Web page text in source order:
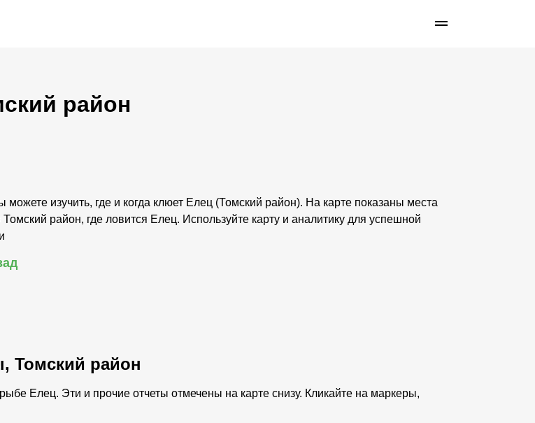
район
можете изучить, где и когда клюет Елец (Томский район). На карте показаны места
Томский район, где ловится Елец. Используйте карту и аналитику для успешной
Томский район
Елец. Эти и прочие отчеты отмечены на карте снизу. Кликайте на маркеры,